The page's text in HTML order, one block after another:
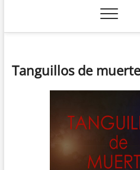
Tanguillos de